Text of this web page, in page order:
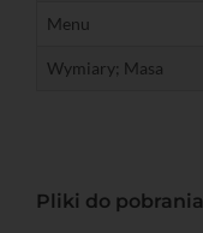
Menu
Wymiary; Masa
Pliki do pobrania